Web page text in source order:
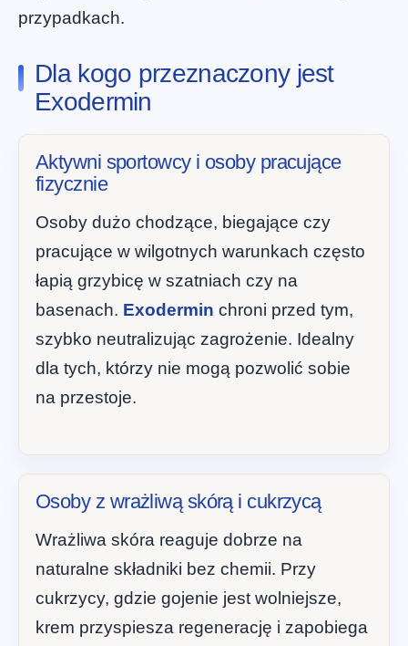
przypadkach.
Dla kogo przeznaczony jest
Exodermin
Aktywni sportowcy i osoby pracujące
fizycznie
Osoby dużo chodzące, biegające czy
pracujące w wilgotnych warunkach często
łapią grzybicę w szatniach czy na
basenach. Exodermin chroni przed tym,
szybko neutralizując zagrożenie. Idealny
dla tych, którzy nie mogą pozwolić sobie
na przestoje.
Osoby z wrażliwą skórą i cukrzycą
Wrażliwa skóra reaguje dobrze na
naturalne składniki bez chemii. Przy
cukrzycy, gdzie gojenie jest wolniejsze,
krem przyspiesza regenerację i zapobiega